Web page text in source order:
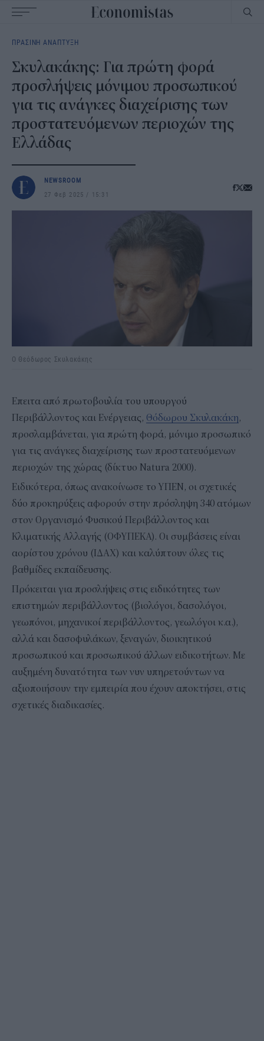
navigation
ΠΡΑΣΙΝΗ ΑΝΑΠΤΥΞΗ
Σκυλακάκης: Για πρώτη φορά
προσλήψεις μόνιμου προσωπικού
για τις ανάγκες διαχείρισης των
προστατευόμενων περιοχών της
Ελλάδας
NEWSROOM
27 Φεβ 2025
15:31
Ο Θεόδωρος Σκυλακάκης
Επειτα από πρωτοβουλία του υπουργού
Περιβάλλοντος και Ενέργειας, Θόδωρου Σκυλακάκη,
προσλαμβάνεται, για πρώτη φορά, μόνιμο προσωπικό
για τις ανάγκες διαχείρισης των προστατευόμενων
περιοχών της χώρας (δίκτυο Natura 2000).
Ειδικότερα, όπως ανακοίνωσε το ΥΠΕΝ, οι σχετικές
δύο προκηρύξεις αφορούν στην πρόσληψη 340 ατόμων
στον Οργανισμό Φυσικού Περιβάλλοντος και
Κλιματικής Αλλαγής (ΟΦΥΠΕΚΑ). Οι συμβάσεις είναι
αορίστου χρόνου (ΙΔΑΧ) και καλύπτουν όλες τις
βαθμίδες εκπαίδευσης.
Πρόκειται για προσλήψεις στις ειδικότητες των
επιστημών περιβάλλοντος (βιολόγοι, δασολόγοι,
γεωπόνοι, μηχανικοί περιβάλλοντος, γεωλόγοι κ.α.),
αλλά και δασοφυλάκων, ξεναγών, διοικητικού
προσωπικού και προσωπικού άλλων ειδικοτήτων. Με
αυξημένη δυνατότητα των νυν υπηρετούντων να
αξιοποιήσουν την εμπειρία που έχουν αποκτήσει, στις
σχετικές διαδικασίες.